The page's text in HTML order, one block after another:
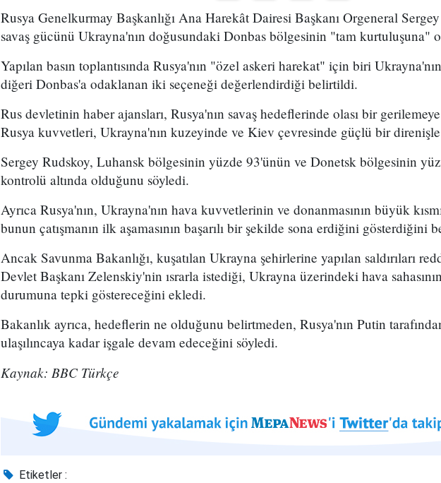
Rusya Genelkurmay Başkanlığı Ana Harekât Dairesi Başkanı Orgeneral
savaş gücünü Ukrayna'nın doğusundaki Donbas bölgesinin "tam kurtuluşuna"
Yapılan basın toplantısında Rusya'nın "özel askeri harekat" için biri
diğeri Donbas'a odaklanan iki seçeneği değerlendirdiği belirtildi.
Rus devletinin haber ajansları, Rusya'nın savaş hedeflerinde olası bir
Rusya kuvvetleri, Ukrayna'nın kuzeyinde ve Kiev çevresinde güçlü bir direnişle
Sergey Rudskoy, Luhansk bölgesinin yüzde 93'ünün ve Donetsk bölgesinin
kontrolü altında olduğunu söyledi.
Ayrıca Rusya'nın, Ukrayna'nın hava kuvvetlerinin ve donanmasının büyük
bunun çatışmanın ilk aşamasının başarılı bir şekilde sona erdiğini gösterdiğini
Ancak Savunma Bakanlığı, kuşatılan Ukrayna şehirlerine yapılan saldırıları
Devlet Başkanı Zelenskiy'nin ısrarla istediği, Ukrayna üzerindeki hava
durumuna tepki göstereceğini ekledi.
Bakanlık ayrıca, hedeflerin ne olduğunu belirtmeden, Rusya'nın Putin
ulaşılıncaya kadar işgale devam edeceğini söyledi.
Kaynak: BBC Türkçe
Etiketler :